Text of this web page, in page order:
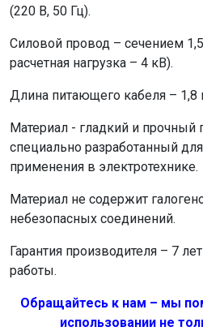
(220 В, 50 Гц).
Силовой провод – сечением
расчетная нагрузка – 4 кВ).
Длина питающего кабеля – 1,8
Материал - гладкий и прочный
специально разработанный
применения в электротехнике.
Материал не содержит
небезопасных соединений.
Гарантия производителя – 7
работы.
Обращайтесь к нам – мы
использовании не